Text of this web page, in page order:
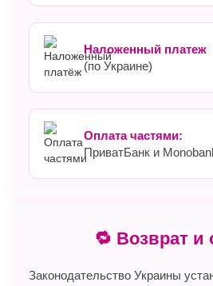
Наложенный платеж
(по Украине)
Оплата частями:
ПриватБанк и
🔁 Возврат и
Законодательство Украины